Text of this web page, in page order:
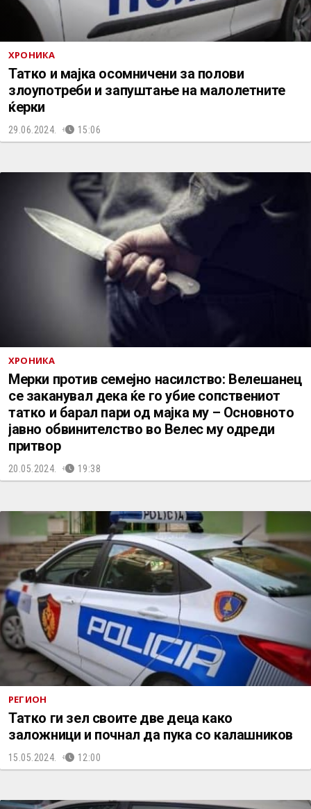
ХРОНИКА
Татко и мајка осомничени за полови
злоупотреби и запуштање на малолетните
ќерки
29.06.2024. 15:06
ХРОНИКА
Мерки против семејно насилство: Велешанец
се заканувал дека ќе го убие сопствениот
татко и барал пари од мајка му – Основното
јавно обвинителство во Велес му одреди
притвор
20.05.2024. 19:38
РЕГИОН
Татко ги зел своите две деца како
заложници и почнал да пука со калашников
15.05.2024. 12:00